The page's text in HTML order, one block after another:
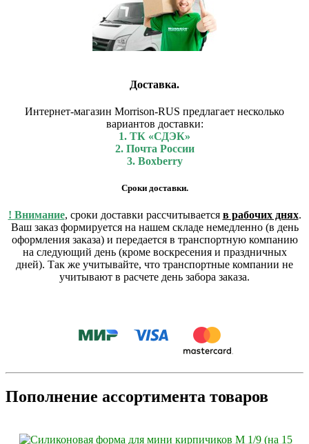
Доставка.
Интернет-магазин Morrison-RUS предлагает несколько
вариантов доставки:
1. ТК «СДЭК»
2. Почта России
3. Boxberry
Сроки доставки.
! Внимание, сроки доставки рассчитывается в рабочих днях.
Ваш заказ формируется на нашем складе немедленно (в день
оформления заказа) и передается в транспортную компанию
на следующий день (кроме воскресения и праздничных
дней). Так же учитывайте, что транспортные компании не
учитывают в расчете день забора заказа.
Пополнение ассортимента товаров